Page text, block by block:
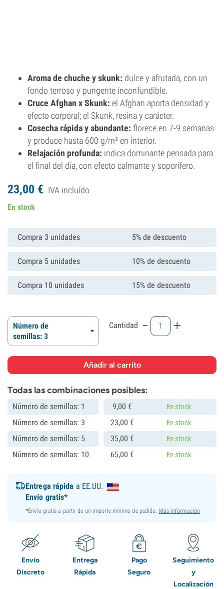
Aroma de chuche y skunk: dulce y afrutada, con un
fondo terroso y pungente inconfundible.
Cruce Afghan x Skunk: el Afghan aporta densidad y
efecto corporal; el Skunk, resina y carácter.
Cosecha rápida y abundante: florece en 7-9 semanas
y produce hasta 600 g/m² en interior.
Relajación profunda: indica dominante pensada para
el final del día, con efecto calmante y soporífero.
23,00 € IVA incluído
En stock
Compra 3 unidades 5% de descuento
Compra 5 unidades 10% de descuento
Compra 10 unidades 15% de descuento
Número de
semillas: 3
Cantidad - +
Todas las combinaciones posibles:
Número de semillas: 1 9,00 € En stock
Número de semillas: 3 23,00 € En stock
Número de semillas: 5 35,00 € En stock
Número de semillas: 10 65,00 € En stock
Entrega rápida a EE.UU.
Envío gratis*
*Envío gratis a partir de un importe mínimo de pedido. Más información
Envío
Discreto
Entrega
Rápida
Pago
Seguro
Seguimiento
y
Localización